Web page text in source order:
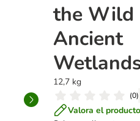
the Wild
Ancient
12,7 kg
(0)
Valora el producto